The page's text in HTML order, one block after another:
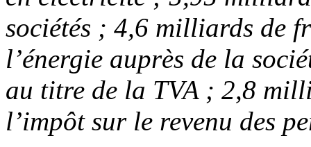
sociétés ; 4,6 milliards de
l’énergie auprès de la
au titre de la TVA ; 2,8
l’impôt sur le revenu des